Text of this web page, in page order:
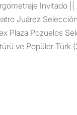
Invitado
Juárez
Plaza Pozuelos
ve Popüler Türk